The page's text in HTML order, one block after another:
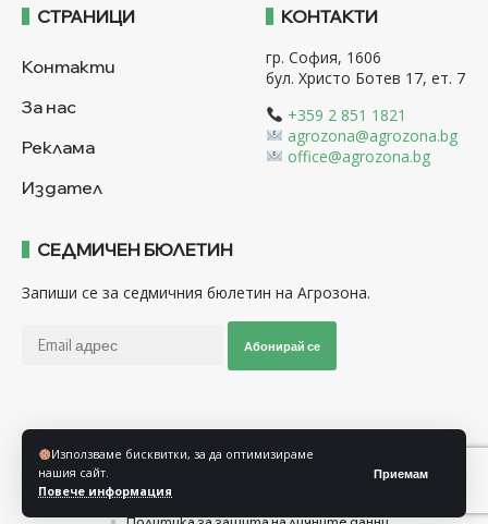
Използваме бисквитки, за да оптимизираме
нашия сайт.
Повече информация
Приемам
СТРАНИЦИ
Контакти
За нас
Реклама
Издател
КОНТАКТИ
гр. София, 1606
бул. Христо Ботев 17, ет. 7
+359 2 851 1821
agrozona@agrozona.bg
office@agrozona.bg
СЕДМИЧЕН БЮЛЕТИН
Запиши се за седмичния бюлетин на Агрозона.
Абонирай се
Общи условия
Политика за използване на “Бисквитки”